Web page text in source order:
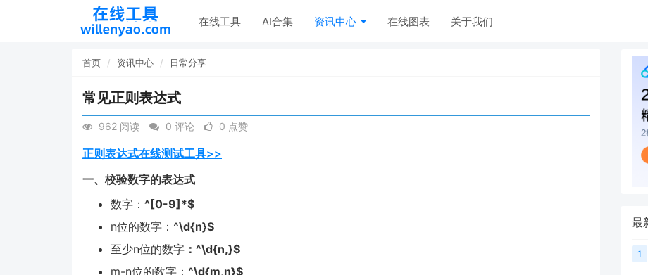
在线工具 AI合集 资讯中心 在线图表 关于我们
首页 资讯中心 日常分享
常见正则表达式
962 阅读 0 评论 0 点赞
正则表达式在线测试工具>>
一、校验数字的表达式
数字： ^[0-9]*$
n位的数字： ^\d{n}$
至少n位的数字 ：^\d{n,}$
m-n位的数字： ^\d{m,n}$
最
1